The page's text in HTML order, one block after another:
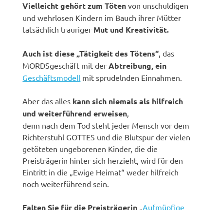
Vielleicht gehört zum Töten von unschuldigen
und wehrlosen Kindern im Bauch ihrer Mütter
tatsächlich trauriger Mut und Kreativität.
Auch ist diese „Tätigkeit des Tötens“, das
MORDSgeschäft mit derAbtreibung, ein
Geschäftsmodell mit sprudelnden Einnahmen.
Aber das alles kann sich niemals als hilfreich
und weiterführend erweisen,
denn nach dem Tod steht jeder Mensch vor dem
Richterstuhl GOTTES und die Blutspur der vielen
getöteten ungeborenen Kinder, die die
Preisträgerin hinter sich herzieht, wird für den
Eintritt in die „Ewige Heimat“ weder hilfreich
noch weiterführend sein.
Falten Sie für die Preisträgerin „Aufmüpfige